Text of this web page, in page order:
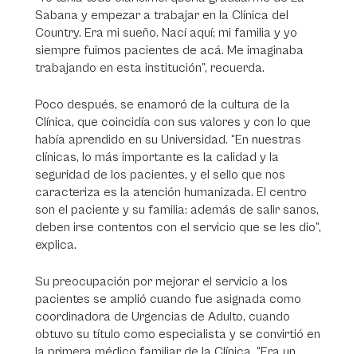
Sabana y empezar a trabajar en la Clínica del
Country. Era mi sueño. Nací aquí; mi familia y yo
siempre fuimos pacientes de acá. Me imaginaba
trabajando en esta institución”, recuerda.
Poco después, se enamoró de la cultura de la
Clínica, que coincidía con sus valores y con lo que
había aprendido en su Universidad. “En nuestras
clínicas, lo más importante es la calidad y la
seguridad de los pacientes, y el sello que nos
caracteriza es la atención humanizada. El centro
son el paciente y su familia: además de salir sanos,
deben irse contentos con el servicio que se les dio”,
explica.
Su preocupación por mejorar el servicio a los
pacientes se amplió cuando fue asignada como
coordinadora de Urgencias de Adulto, cuando
obtuvo su título como especialista y se convirtió en